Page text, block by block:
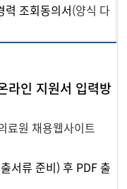
력 조회동의서 (양식 다
라인 지원서 입력방
료원 채용웹사이트
서류 준비) 후 PDF 출